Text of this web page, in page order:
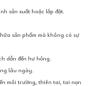
sản xuất hoặc lắp đặt.
sản phẩm mà không có sự
dẫn đến hư hỏng.
lâu ngày.
môi trường, thiên tai, tai nạn